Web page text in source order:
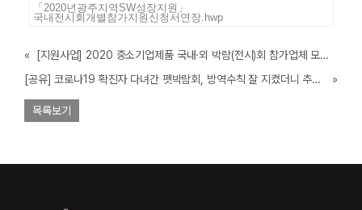
「2020년광주지역SW성장지원」
국내전시회개별참가지원신청서연장.hwp
«
[지원사업] 2020 중소기업제품 국내·외 박람(전시)회 참가업체 모집 공고(보령시, ~예산소진시까지)
[공유] 코로나19 확진자 다녀간 펫박람회, 방역수칙 잘 지켰더니 추가 환자 없었다
»
목록보기